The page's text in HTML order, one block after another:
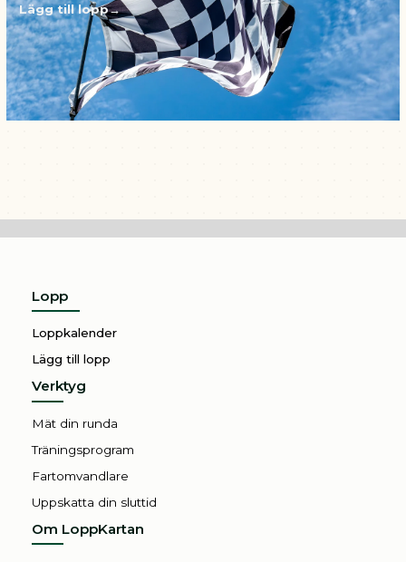
Lägg till lopp
Lopp
Loppkalender
Lägg till lopp
Verktyg
Mät din runda
Träningsprogram
Fartomvandlare
Uppskatta din sluttid
Om LoppKartan